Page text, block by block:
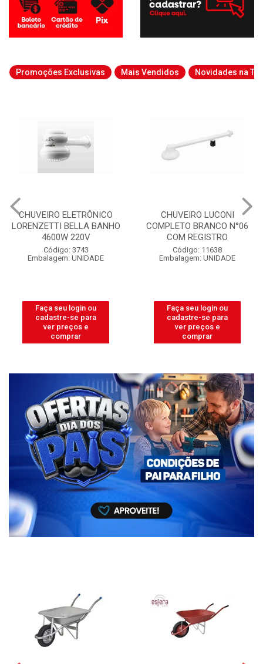
Promoções Exclusivas Mais Vendidos Novidades na
CHUVEIRO ELETRÔNICO
LORENZETTI BELLA BANHO
4600W 220V
Código: 3743
Embalagem: UNIDADE
Faça seu login ou
cadastre-se para
ver preços e
comprar
CHUVEIRO LUCONI
COMPLETO BRANCO N°06
COM REGISTRO
Código: 11638
Embalagem: UNIDADE
Faça seu login ou
cadastre-se para
ver preços e
comprar